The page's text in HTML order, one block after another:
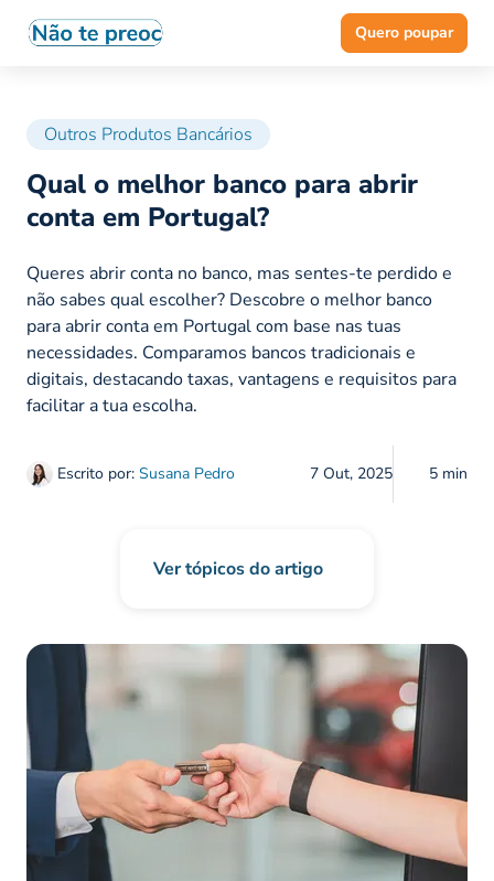
Quero poupar
Outros Produtos Bancários
Qual o melhor banco para abrir
conta em Portugal?
Escrito por: Susana Pedro 7 Out, 2025 5 min
Queres abrir conta no banco, mas sentes-te perdido e
não sabes qual escolher? Descobre o melhor banco
para abrir conta em Portugal com base nas tuas
necessidades. Comparamos bancos tradicionais e
digitais, destacando taxas, vantagens e requisitos para
facilitar a tua escolha.
Ver tópicos do artigo